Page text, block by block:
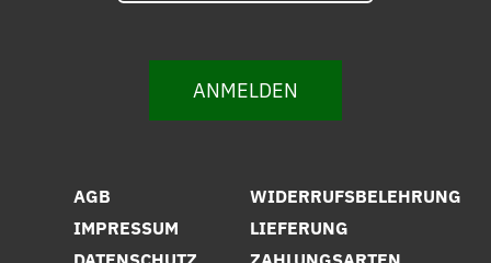
ANMELDEN
AGB
IMPRESSUM
WIDERRUFSBELEHRUNG
LIEFERUNG